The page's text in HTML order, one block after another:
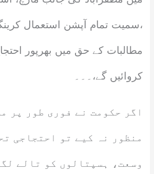
،سمیت تمام آپشن استعمال
مطالبات کے حق میں بھرپور
کروائیں گے،۔۔۔
اگر حکومت نے فوری طور پر
منظور نہ کیے تو احتجاجی
وسعت، ہسپتالوں کو تالے